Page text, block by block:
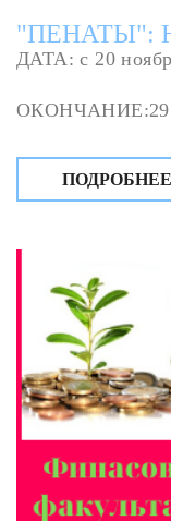
"ПЕНАТЫ":
ДАТА: с 20
ОКОНЧАНИЕ:29
ПОДРОБНЕЕ